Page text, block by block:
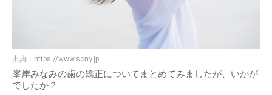
出典： https://www.sony.jp
峯岸みなみの歯の矯正についてまとめてみましたが、いかが
でしたか？